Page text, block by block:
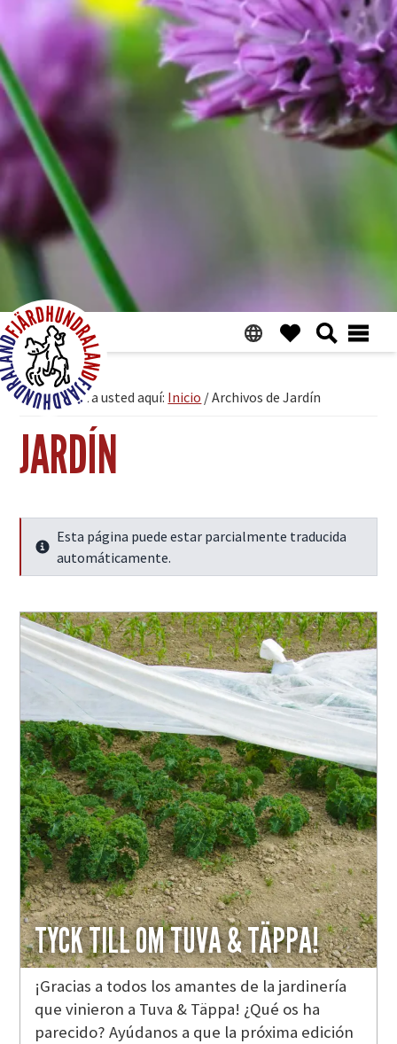
Se encuentra usted aquí: Inicio /Archivos de Jardín
JARDÍN
Seguir leyendo
Esta página puede estar parcialmente traducida
automáticamente.
TYCK TILL OM TUVA & TÄPPA!
¡Gracias a todos los amantes de la jardinería
que vinieron a Tuva & Täppa! ¿Qué os ha
parecido? Ayúdanos a que la próxima edición